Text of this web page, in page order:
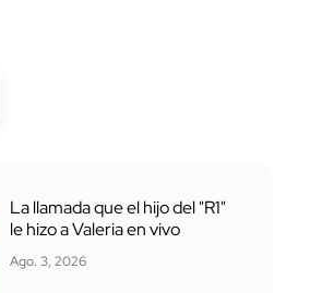
La llamada que el hijo del "R1"
le hizo a Valeria en vivo
Ago. 3, 2026